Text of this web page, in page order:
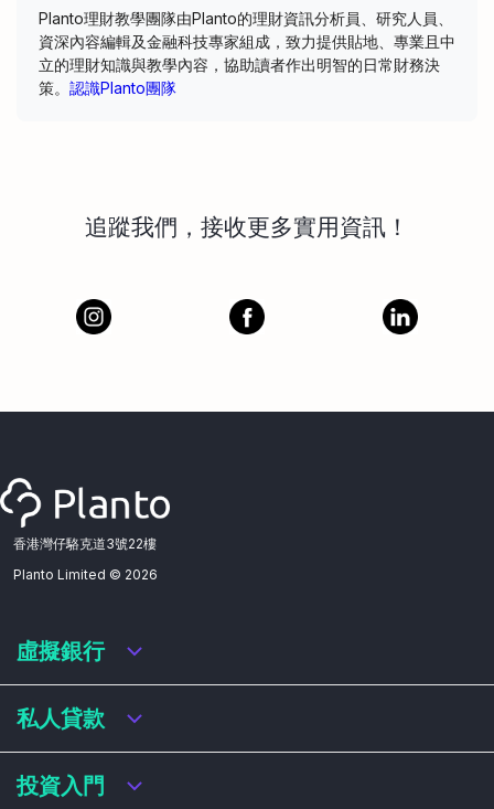
Planto理財教學團隊由Planto的理財資訊分析員、研究人員、
資深內容編輯及金融科技專家組成，致力提供貼地、專業且中
立的理財知識與教學內容，協助讀者作出明智的日常財務決
策。 認識Planto團隊
追蹤我們，接收更多實用資訊！
香港灣仔駱克道3號22樓
Planto Limited © 2026
虛擬銀行
虛擬銀行迎新優惠
虛擬銀行存款利率比較
虛擬銀行銀扣賬卡 / 信用卡
虛擬銀行貸款
私人貸款
私人貸款年利率比較
投資入門